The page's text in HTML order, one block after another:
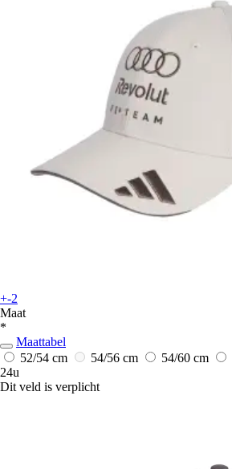
+-2
Maat
*
Maattabel
52/54 cm
54/56 cm 54/60 cm
24u
Dit veld is verplicht